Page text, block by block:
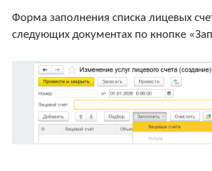
Форма заполнения списка лицевых
следующих документах по кнопке